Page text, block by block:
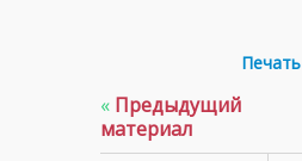
Печать
« Предыдущий
материал